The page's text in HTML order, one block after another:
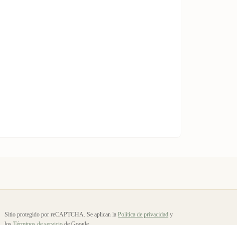
Sitio protegido por reCAPTCHA. Se aplican la Política de privacidad y